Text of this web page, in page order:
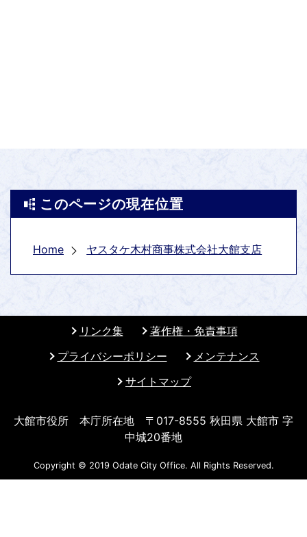
このページの現在位置
Home ヤスタケ木村商事株式会社大館支店
リンク集
著作権・免責事項
プライバシーポリシー
メンテナンス
サイトマップ
大館市役所 本庁所在地 〒017-8555 秋田県 大館市 字
中城20番地
Copyright © 2019 Odate City Office. All Rights Reserved.